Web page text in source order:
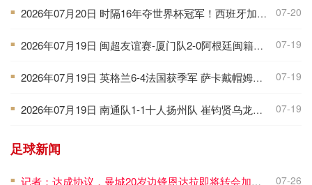
■ 2026年07月20日 时隔16年夺世界杯冠军！西班牙加时1-0阿根廷 费兰制胜恩佐染红 07-20
■ 2026年07月19日 闽超友谊赛-厦门队2-0阿根廷闽籍青年队 刘项荣破门吕家晟建功 07-19
■ 2026年07月19日 英格兰6-4法国获季军 萨卡戴帽姆巴佩双响创纪录奥利塞2助+失良机 07-19
■ 2026年07月19日 南通队1-1十人扬州队 崔钧贤乌龙程鑫扳平 徐君直红 07-19
足球新闻
■ 记者：达成协议，曼城20岁边锋恩达拉即将转会加盟布鲁日 07-26